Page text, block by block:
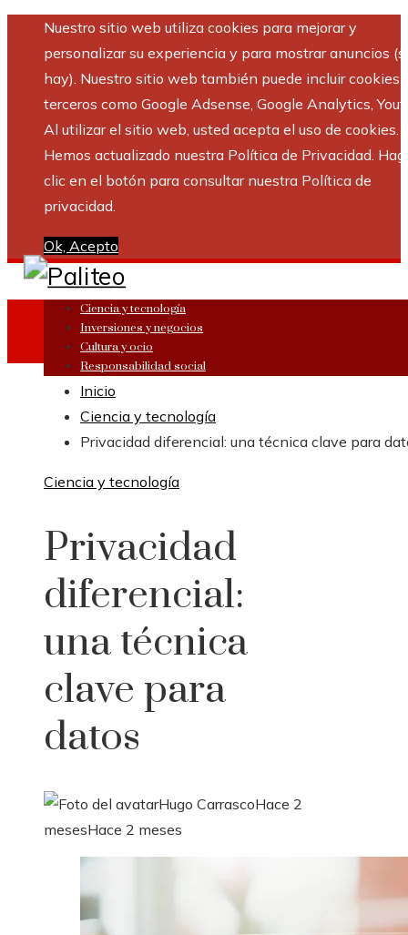
Nuestro sitio web utiliza cookies para mejorar y
personalizar su experiencia y para mostrar anuncios
hay). Nuestro sitio web también puede incluir cookies
terceros como Google Adsense, Google Analytics,
Al utilizar el sitio web, usted acepta el uso de cookies.
Hemos actualizado nuestra Política de Privacidad.
clic en el botón para consultar nuestra Política de
privacidad.
Ok, Acepto
Ciencia y tecnología
Inversiones y negocios
Cultura y ocio
Responsabilidad social
Inicio
Ciencia y tecnología
Privacidad diferencial: una técnica clave para
Ciencia y tecnología
Privacidad
diferencial:
una técnica
clave para
datos
Hugo CarrascoHace 2
mesesHace 2 meses